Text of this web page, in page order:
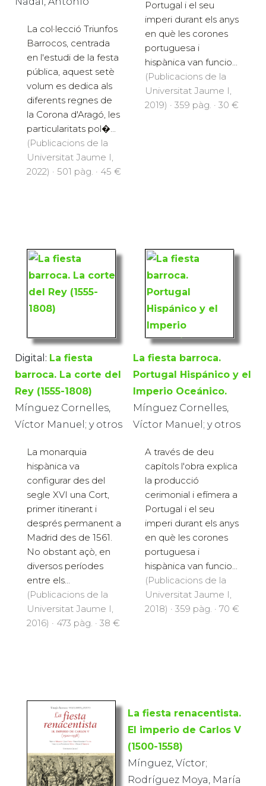
La col·lecció Triunfos
Barrocos, centrada
en l'estudi de la festa
pública, aquest setè
volum es dedica als
diferents regnes de
la Corona d'Aragó, les
particularitats pol�...
(Publicacions de la
Universitat Jaume I,
2022) · 501 pàg. · 45 €
Portugal i el seu
imperi durant els anys
en què les corones
portuguesa i
hispànica van funcio...
(Publicacions de la
Universitat Jaume I,
2019) · 359 pàg. · 30 €
Digital: La fiesta
barroca. La corte del
Rey (1555-1808)
Mínguez Cornelles,
Víctor Manuel; y otros
La monarquia
hispànica va
configurar des del
segle XVI una Cort,
primer itinerant i
després permanent a
Madrid des de 1561.
No obstant açò, en
diversos períodes
entre els...
(Publicacions de la
Universitat Jaume I,
2016) · 473 pàg. · 38 €
La fiesta barroca.
Portugal Hispánico y el
Imperio Oceánico.
Mínguez Cornelles,
Víctor Manuel; y otros
A través de deu
capítols l'obra explica
la producció
cerimonial i efímera a
Portugal i el seu
imperi durant els anys
en què les corones
portuguesa i
hispànica van funcio...
(Publicacions de la
Universitat Jaume I,
2018) · 359 pàg. · 70 €
La fiesta renacentista.
El imperio de Carlos V
(1500-1558)
Mínguez, Víctor;
Rodríguez Moya, María